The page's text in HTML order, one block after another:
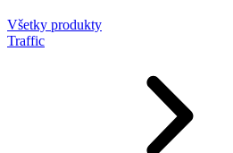
Všetky produkty
Traffic